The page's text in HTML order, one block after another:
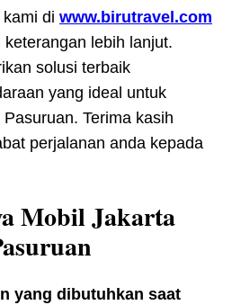
di www.birutravel.com
lebih lanjut.
solusi terbaik
yang ideal untuk
Terima kasih
perjalanan anda kepada
Mobil Jakarta
yang dibutuhkan saat